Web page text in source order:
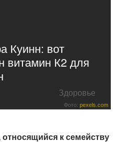
Куинн: вот
витамин К2 для
Здоровье
Фото: pexels.com
к семейству